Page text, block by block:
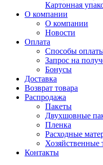
Картонная
О компании
О компании
Новости
Оплата
Способы
Запрос на
Бонусы
Доставка
Возврат товара
Распродажа
Пакеты
Двухшовные
Пленка
Расходные
Хозяйственные
Контакты